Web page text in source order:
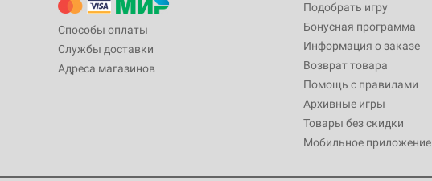
Способы оплаты
Службы доставки
Адреса магазинов
Подобрать игру
Бонусная программа
Информация о заказе
Возврат товара
Помощь с правилами
Архивные игры
Товары без скидки
Мобильное приложение